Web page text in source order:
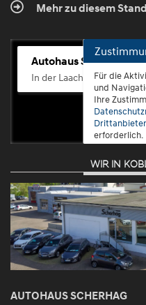
Mehr zu diesem
Autohaus Scherhag
In der Laach 76, 56072
Für die
und
Ihre
erforderlich.
WIR IN
AUTOHAUS SCHERHAG